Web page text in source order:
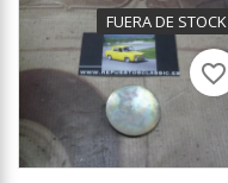
FUERA DE STOCK
favorite_border